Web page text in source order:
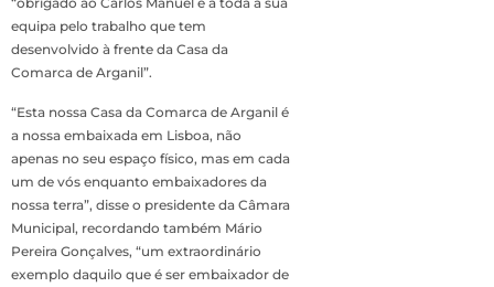
equipa pelo trabalho que tem
desenvolvido à frente da Casa da
Comarca de Arganil”.
“Esta nossa Casa da Comarca de Arganil é
a nossa embaixada em Lisboa, não
apenas no seu espaço físico, mas em cada
um de vós enquanto embaixadores da
nossa terra”, disse o presidente da Câmara
Municipal, recordando também Mário
Pereira Gonçalves, “um extraordinário
exemplo daquilo que é ser embaixador de